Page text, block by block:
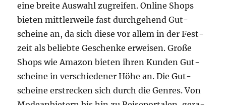
eine brei­te Aus­wahl zugrei­fen. Online Shops
bie­ten mitt­ler­wei­le fast durch­ge­hend Gut­
schei­ne an, da sich die­se vor allem in der Fest­
zeit als belieb­te Geschen­ke erwei­sen. Gro­ße
Shops wie Ama­zon bie­ten ihren Kun­den Gut­
schei­ne in ver­schie­de­ner Höhe an. Die Gut­
schei­ne erstre­cken sich durch die Gen­res. Von